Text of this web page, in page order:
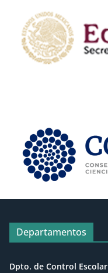
Departamentos
Dpto. de Control Escolar